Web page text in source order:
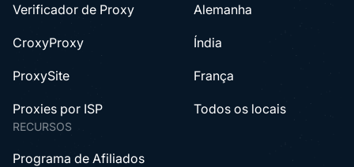
Verificador de Proxy
CroxyProxy
ProxySite
Proxies por ISP
Alemanha
Índia
França
Todos os locais
RECURSOS
Programa de Afiliados